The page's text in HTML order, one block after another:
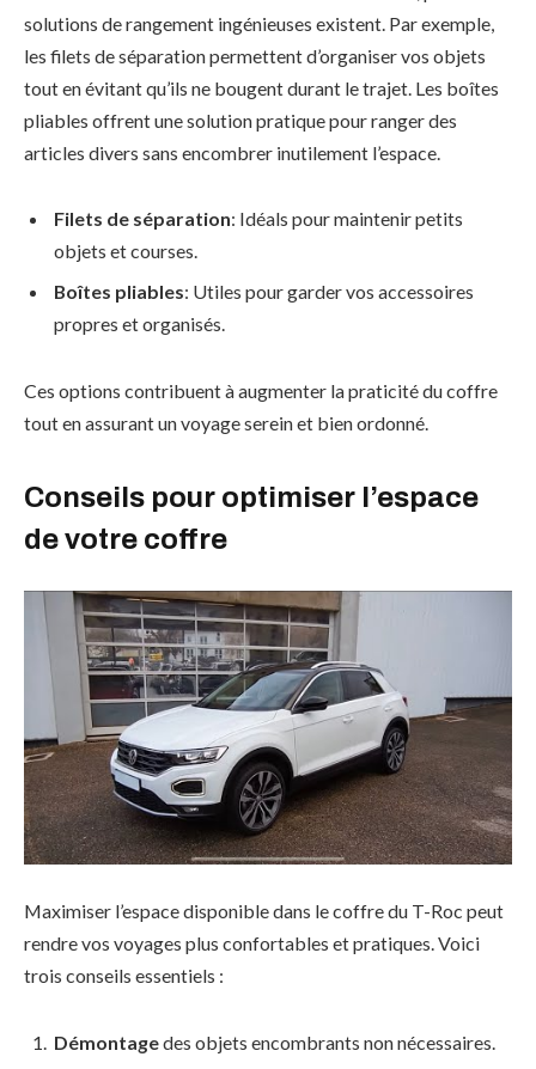
solutions de rangement ingénieuses existent. Par exemple,
les filets de séparation permettent d’organiser vos objets
tout en évitant qu’ils ne bougent durant le trajet. Les boîtes
pliables offrent une solution pratique pour ranger des
articles divers sans encombrer inutilement l’espace.
Filets de séparation: Idéals pour maintenir petits
objets et courses.
Boîtes pliables: Utiles pour garder vos accessoires
propres et organisés.
Ces options contribuent à augmenter la praticité du coffre
tout en assurant un voyage serein et bien ordonné.
Conseils pour optimiser l’espace
de votre coffre
Maximiser l’espace disponible dans le coffre du T-Roc peut
rendre vos voyages plus confortables et pratiques. Voici
trois conseils essentiels :
Démontagedes objets encombrants non nécessaires.